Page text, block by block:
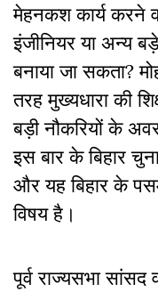
मेहनकश कार्य करने
इंजीनियर या अन्य
बनाया जा सकता?
तरह मुख्यधारा की
बड़ी नौकरियों के
इस बार के बिहार
और यह बिहार के
विषय है।
पूर्व राज्यसभा